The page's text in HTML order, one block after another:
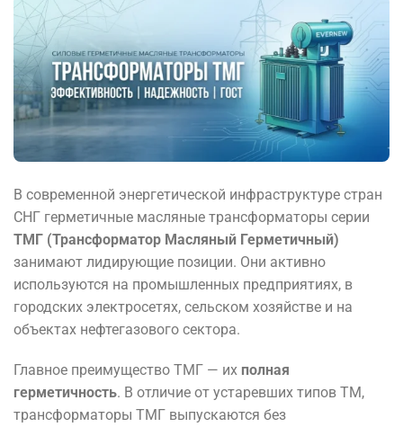
В современной энергетической инфраструктуре стран
СНГ герметичные масляные трансформаторы серии
ТМГ (Трансформатор Масляный Герметичный)
занимают лидирующие позиции. Они активно
используются на промышленных предприятиях, в
городских электросетях, сельском хозяйстве и на
объектах нефтегазового сектора.
Главное преимущество ТМГ — их полная
герметичность. В отличие от устаревших типов ТМ,
трансформаторы ТМГ выпускаются без